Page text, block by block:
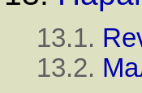
13.1.
13.2.